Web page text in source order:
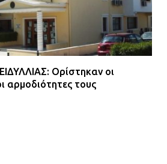
Ορίστηκαν οι
αρμοδιότητες τους